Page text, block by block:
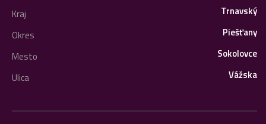
Kraj
Trnavský
Okres
Piešťany
Mesto
Sokolovce
Ulica
Vážska